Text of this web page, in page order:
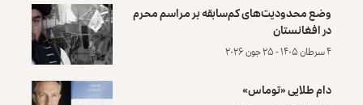
وضع محدودیت‌های کم‌سابقه بر مراسم محرم
در افغانستان
۴ سرطان ۱۴۰۵ - ۲۵ جون ۲۰۲۶
دام طلایی «توماس»